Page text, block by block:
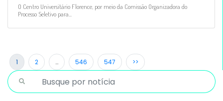
O Centro Universitário Florence, por meio da Comissão Organizadora do
Processo Seletivo para...
1 2 … 546 547 >>